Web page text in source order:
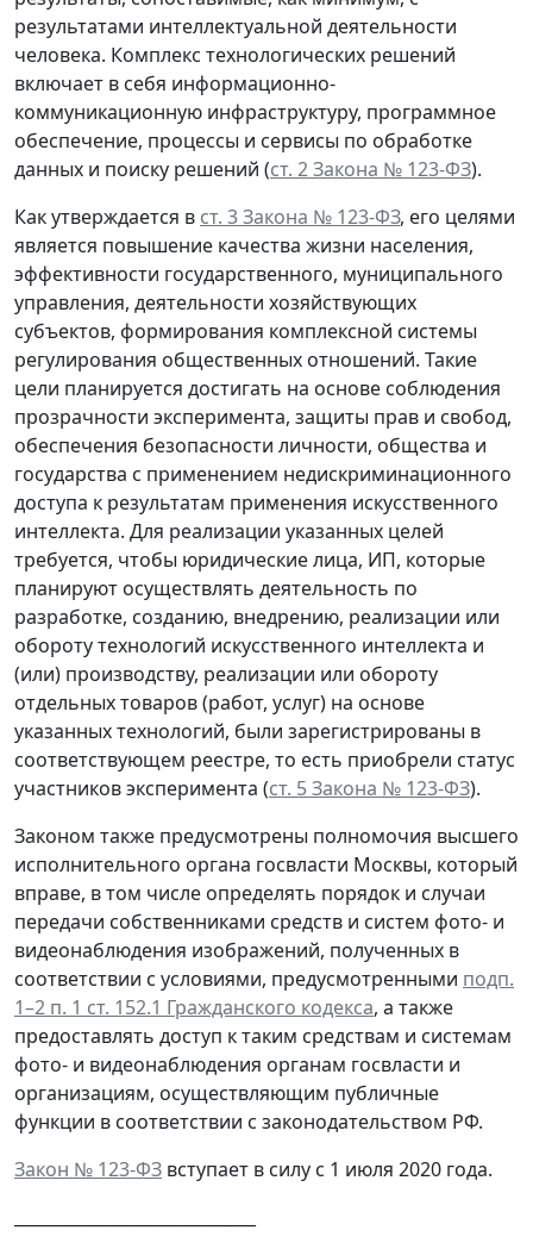
результатами интеллектуальной деятельности
человека. Комплекс технологических решений
включает в себя информационно-
коммуникационную инфраструктуру, программное
обеспечение, процессы и сервисы по обработке
данных и поиску решений (ст. 2 Закона № 123-ФЗ).
Как утверждается в ст. 3 Закона № 123-ФЗ, его целями
является повышение качества жизни населения,
эффективности государственного, муниципального
управления, деятельности хозяйствующих
субъектов, формирования комплексной системы
регулирования общественных отношений. Такие
цели планируется достигать на основе соблюдения
прозрачности эксперимента, защиты прав и свобод,
обеспечения безопасности личности, общества и
государства с применением недискриминационного
доступа к результатам применения искусственного
интеллекта. Для реализации указанных целей
требуется, чтобы юридические лица, ИП, которые
планируют осуществлять деятельность по
разработке, созданию, внедрению, реализации или
обороту технологий искусственного интеллекта и
(или) производству, реализации или обороту
отдельных товаров (работ, услуг) на основе
указанных технологий, были зарегистрированы в
соответствующем реестре, то есть приобрели статус
участников эксперимента (ст. 5 Закона № 123-ФЗ).
Законом также предусмотрены полномочия высшего
исполнительного органа госвласти Москвы, который
вправе, в том числе определять порядок и случаи
передачи собственниками средств и систем фото- и
видеонаблюдения изображений, полученных в
соответствии с условиями, предусмотренными подп.
1–2 п. 1 ст. 152.1 Гражданского кодекса, а также
предоставлять доступ к таким средствам и системам
фото- и видеонаблюдения органам госвласти и
организациям, осуществляющим публичные
функции в соответствии с законодательством РФ.
Закон № 123-ФЗ вступает в силу с 1 июля 2020 года.